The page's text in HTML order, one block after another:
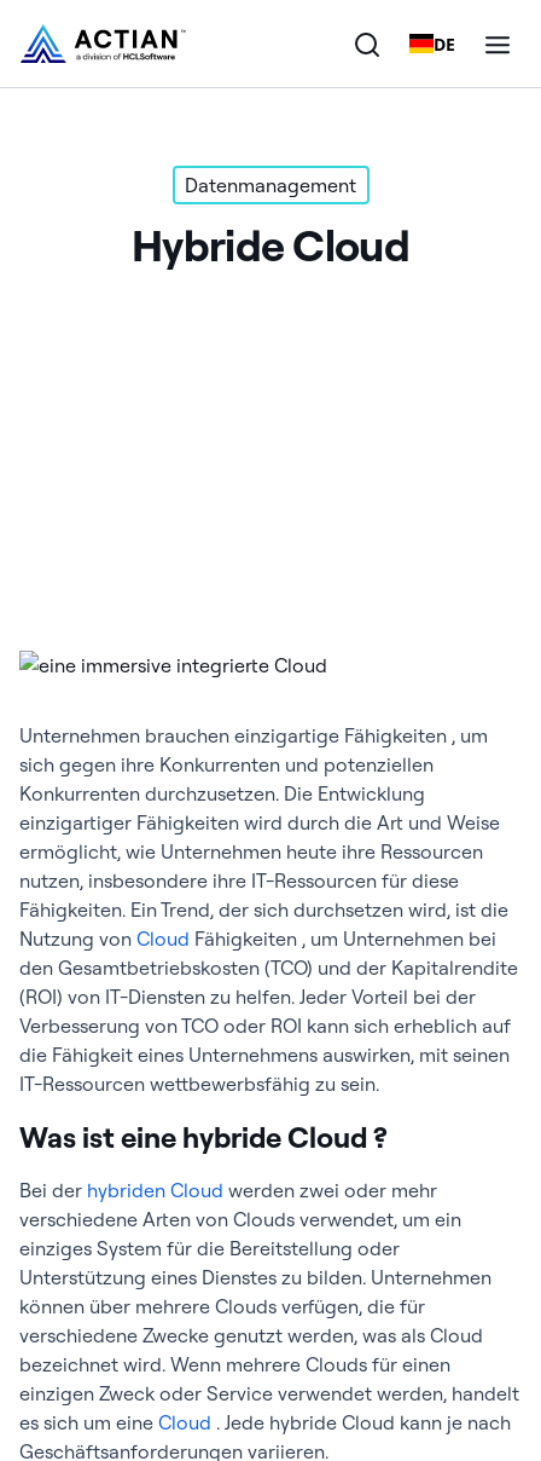
DE
Datenmanagement
Hybride Cloud
Unternehmen brauchen einzigartige Fähigkeiten , um
sich gegen ihre Konkurrenten und potenziellen
Konkurrenten durchzusetzen. Die Entwicklung
einzigartiger Fähigkeiten wird durch die Art und Weise
ermöglicht, wie Unternehmen heute ihre Ressourcen
nutzen, insbesondere ihre IT-Ressourcen für diese
Fähigkeiten. Ein Trend, der sich durchsetzen wird, ist die
Nutzung von Cloud Fähigkeiten , um Unternehmen bei
den Gesamtbetriebskosten (TCO) und der Kapitalrendite
(ROI) von IT-Diensten zu helfen. Jeder Vorteil bei der
Verbesserung von TCO oder ROI kann sich erheblich auf
die Fähigkeit eines Unternehmens auswirken, mit seinen
IT-Ressourcen wettbewerbsfähig zu sein.
Was ist eine hybride Cloud ?
Bei der hybriden Cloud werden zwei oder mehr
verschiedene Arten von Clouds verwendet, um ein
einziges System für die Bereitstellung oder
Unterstützung eines Dienstes zu bilden. Unternehmen
können über mehrere Clouds verfügen, die für
verschiedene Zwecke genutzt werden, was als Cloud
bezeichnet wird. Wenn mehrere Clouds für einen
einzigen Zweck oder Service verwendet werden, handelt
es sich um eine Cloud . Jede hybride Cloud kann je nach
Geschäftsanforderungen variieren.